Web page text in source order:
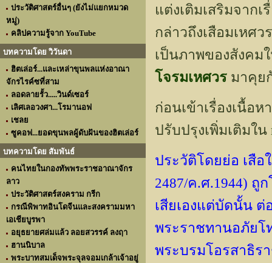
ประวัติศาสตร์อื่นๆ (ยังไม่แยกหมวด
หมู่)
คลิปความรู้จาก YouTube
บทความโดย วิวันดา
ฮิตเล่อร์...และเหล่าขุนพลแห่งอาณา
จักรไรค์ซที่สาม
ลอดลายรั้ว.....วินด์เซอร์
เลิศเลอวงศา...โรมานอฟ
เชลย
ซูคอฟ...ยอดขุนพลผู้ดับฝันของฮิตเล่อร์
บทความโดย สัมพันธ์
คนไทยในกองทัพพระราชอาณาจักร
ลาว
ประวัติศาสตร์สงคราม กรีก
กรณีพิพาทอินโดจีนและสงครามมหา
เอเชียบูรพา
อยุธยายศล่มแล้ว ลอยสวรรค์ ลงฤา
ฮานนิบาล
พระบาทสมเด็จพระจุลจอมเกล้าเจ้าอยู่
แต่งเติมเสริมจาก
กล่าวถึงเสือมเหศ
เป็นภาพของสังคม
โจรมเหศวร มาคุย
ก่อนเข้าเรื่องเนื้อ
ปรับปรุงเพิ่มเติมใน
ประวัติโดยย่อ เสื
2487/ค.ศ.1944)
เสียเองแต่บัดนั้น
พระราชทานอภัยโ
พระบรมโอรสาธิร